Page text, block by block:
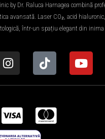
by Dr. Raluca Harnagea combină
avansată. Laser CO₂, acid
într-un spațiu elegant din inima